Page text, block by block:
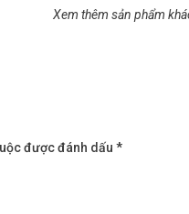
Xem thêm sản phẩm
được đánh dấu *